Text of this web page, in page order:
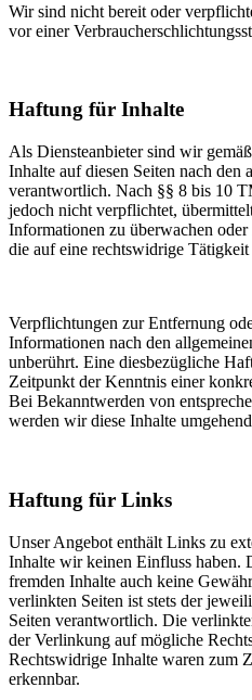
Wir sind nicht bereit oder
vor einer
Haftung für Inhalte
Als Diensteanbieter sind wir
Inhalte auf diesen Seiten nach den
verantwortlich. Nach §§ 8 bis 10
jedoch nicht verpflichtet,
Informationen zu überwachen
die auf eine rechtswidrige
Verpflichtungen zur Entfernung
Informationen nach den
unberührt. Eine diesbezügliche
Zeitpunkt der Kenntnis einer
Bei Bekanntwerden von
werden wir diese Inhalte
Haftung für Links
Unser Angebot enthält Links zu
Inhalte wir keinen Einfluss haben.
fremden Inhalte auch keine
verlinkten Seiten ist stets der
Seiten verantwortlich. Die
der Verlinkung auf mögliche
Rechtswidrige Inhalte waren zum
erkennbar.